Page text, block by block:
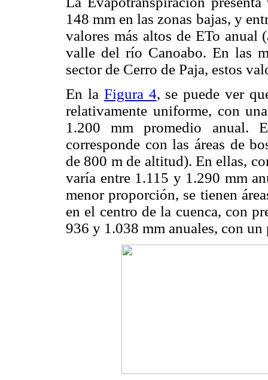
148 mm en las zonas bajas, y
valores más altos de ETo anual
valle del río Canoabo. En las
sector de Cerro de Paja, estos
En la Figura 4, se puede ver
relativamente uniforme, con
1.200 mm promedio anual.
corresponde con las áreas de
de 800 m de altitud). En ellas,
varía entre 1.115 y 1.290 mm
menor proporción, se tienen
en el centro de la cuenca, con
936 y 1.038 mm anuales, con